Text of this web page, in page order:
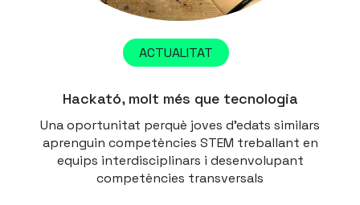
ACTUALITAT
Hackató, molt més que tecnologia
Una oportunitat perquè joves d’edats similars
aprenguin competències STEM treballant en
equips interdisciplinars i desenvolupant
competències transversals